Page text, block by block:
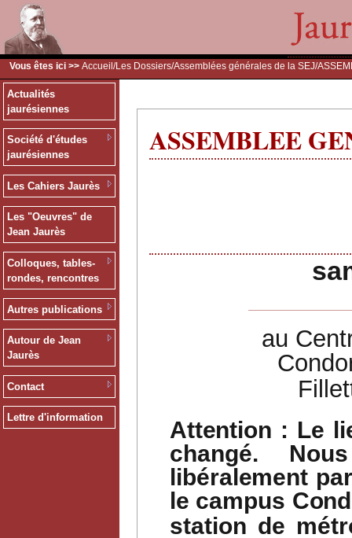
Vous êtes ici >> Accueil /Les Dossiers/Assemblées générales de la SEJ/
Actualités
jaurésiennes
Société d'études
jaurésiennes
Les Cahiers Jaurès
Les "Oeuvres" de
Jean Jaurès
Colloques, tables-
rondes, rencontres
Autres publications
Autour de Jean
Jaurès
Contact
Lettre d'information
ASSEMBLEE
au
Attention : Le
changé.
Nous
libéralement par
le campus
station de